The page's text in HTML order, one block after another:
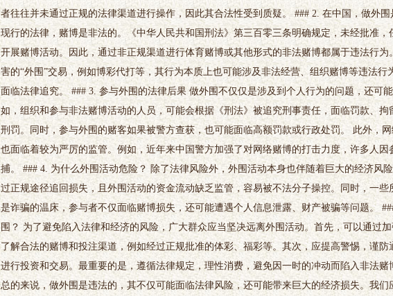
者往往并未通过正规的法律渠道进行操作，因此其合法性受到质疑。 ### 2. 在中国，做外围
现行的法律，赌博是非法的。《中华人民共和国刑法》第三百零三条明确规定，未经批准，
开展赌博活动。因此，通过非正规渠道进行体育赌博或其他形式的非法赌博都属于违法行为
害的“外围”交易，例如博彩代打等，其行为本质上也可能涉及非法经营、组织赌博等违法行
面临法律追究。 ### 3. 参与外围的法律后果 做外围不仅仅是涉及到个人行为的问题，还可
如，组织和参与非法赌博活动的人员，可能会根据《刑法》被追究刑事责任，面临罚款、拘
刑罚。同时，参与外围的赌客如果被警方查获，也可能面临高额罚款或行政处罚。 此外，
也面临着较为严厉的监管。例如，近年来中国警方加强了对网络赌博的打击力度，许多人因
捕。 ### 4. 为什么外围活动危险？ 除了法律风险外，外围活动本身也伴随着巨大的经济风
过正规途径追回损失，且外围活动的资金流动缺乏监管，容易被不法分子操控。同时，一些
是诈骗的温床，参与者不仅面临赌博损失，还可能遭遇个人信息泄露、财产被骗等问题。
围？ 为了避免陷入法律和经济的风险，广大群众应当坚决远离外围活动。首先，可以通过
了解合法的赌博和投注渠道，例如经过正规批准的体彩、福彩等。其次，应提高警惕，谨防
进行投资和交易。最重要的是，遵循法律规定，理性消费，避免因一时的冲动而陷入非法赌
总的来说，做外围是违法的，其不仅可能面临法律风险，还可能带来巨大的经济损失。我们